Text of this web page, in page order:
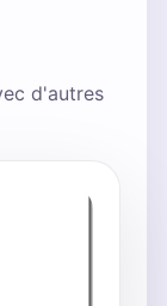
d'autres